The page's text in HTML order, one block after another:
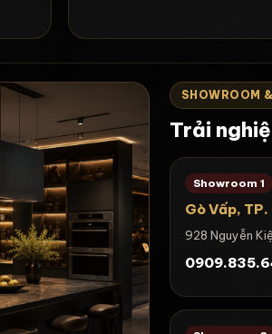
SHOWROOM
Trải
Showroom 1
Gò Vấp, TP.
928 Nguyễn